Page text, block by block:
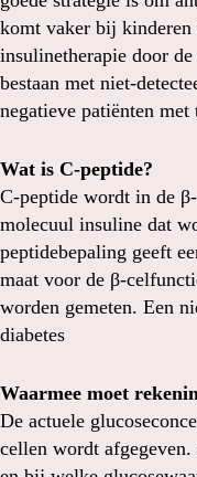
komt vaker bij
insulinetherapie door
bestaan met niet-
negatieve patiënten
Wat is C-peptide?
C-peptide wordt in de
molecuul insuline dat
peptidebepaling geeft
maat voor de β-
worden gemeten. Een
diabetes
Waarmee moet
De actuele
cellen wordt